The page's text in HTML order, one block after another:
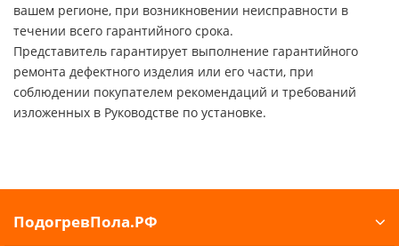
вашем регионе, при возникновении неисправности в
течении всего гарантийного срока.
Представитель гарантирует выполнение гарантийного
ремонта дефектного изделия или его части, при
соблюдении покупателем рекомендаций и требований
изложенных в Руководстве по установке.
ПодогревПола.РФ